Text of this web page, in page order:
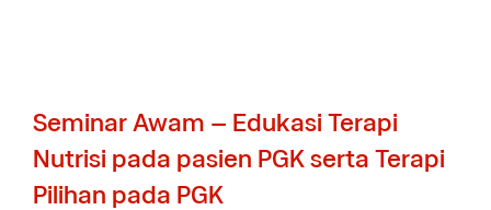
Seminar Awam – Edukasi Terapi
Nutrisi pada pasien PGK serta Terapi
Pilihan pada PGK